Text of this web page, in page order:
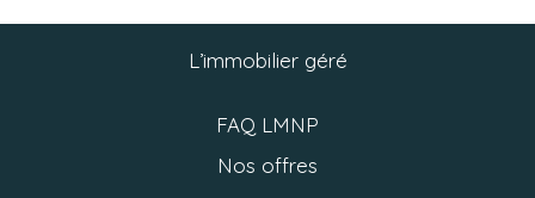
L’immobilier géré
FAQ LMNP
Nos offres